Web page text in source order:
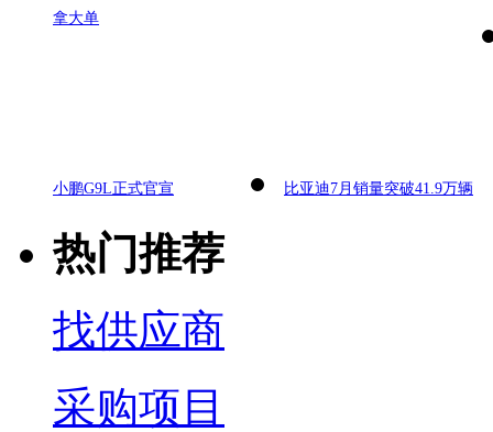
拿大单
小鹏G9L正式官宣 比亚迪7月销量突破41.9万辆
热门推荐
找供应商
采购项目